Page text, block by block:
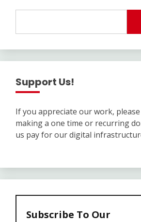
Support Us!
If you appreciate our work,
making a one time or recurring
us pay for our digital
Subscribe To Our